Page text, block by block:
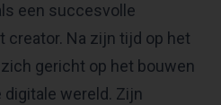
een succesvolle
creator. Na zijn tijd op het
gericht op het bouwen
digitale wereld. Zijn